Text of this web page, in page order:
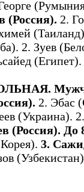
(Россия). 2.
2. Зуев
(Египет).
2. Эбас
(Россия). До
3.